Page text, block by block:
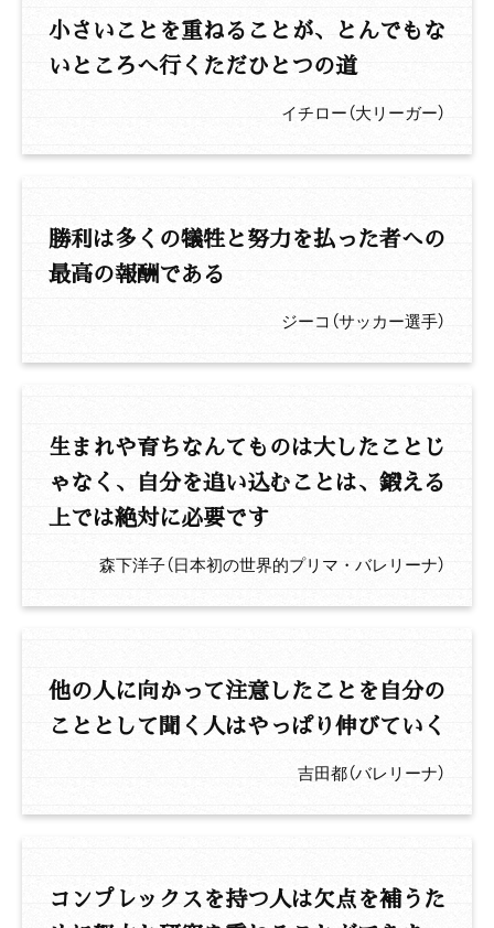
小さいことを重ねることが、とんでもな
いところへ行くただひとつの道
イチロー（大リーガー）
勝利は多くの犠牲と努力を払った者への
最高の報酬である
ジーコ（サッカー選手）
生まれや育ちなんてものは大したことじ
ゃなく、自分を追い込むことは、鍛える
上では絶対に必要です
森下洋子（日本初の世界的プリマ・バレリーナ）
他の人に向かって注意したことを自分の
こととして聞く人はやっぱり伸びていく
吉田都（バレリーナ）
コンプレックスを持つ人は欠点を補うた